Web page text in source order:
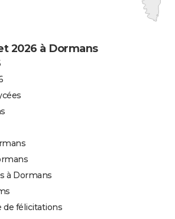
2026 à Dormans
à Dormans
de félicitations